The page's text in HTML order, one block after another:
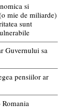
si
mie de miliarde)
sunt
Guvernului sa
pensiilor ar